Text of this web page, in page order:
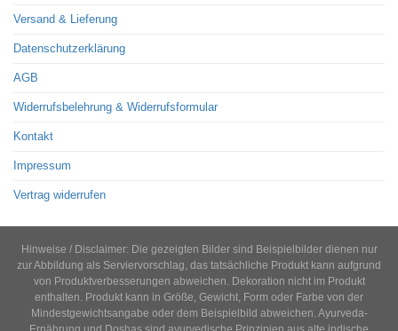
Versand & Lieferung
Datenschutzerklärung
AGB
Widerrufsbelehrung & Widerrufsformular
Kontakt
Impressum
Vertrag widerrufen
Hinweise / Disclaimer: Die gezeigten Bilder sind Beispielbilder dienen nur
zur Abbildung als Serviervorschlag, das tatsächliche Produkt kann aufgrund
von Produktverbesserungen abweichen. Dekoration nicht im Produkt
enthalten. Produkt kann in Größe, Gewicht, Form oder Farbe von der
Mindestgewichtsangabe oder dem Beispielbild abweichen. Ayurveda-